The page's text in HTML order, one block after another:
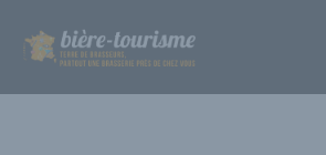
contenu